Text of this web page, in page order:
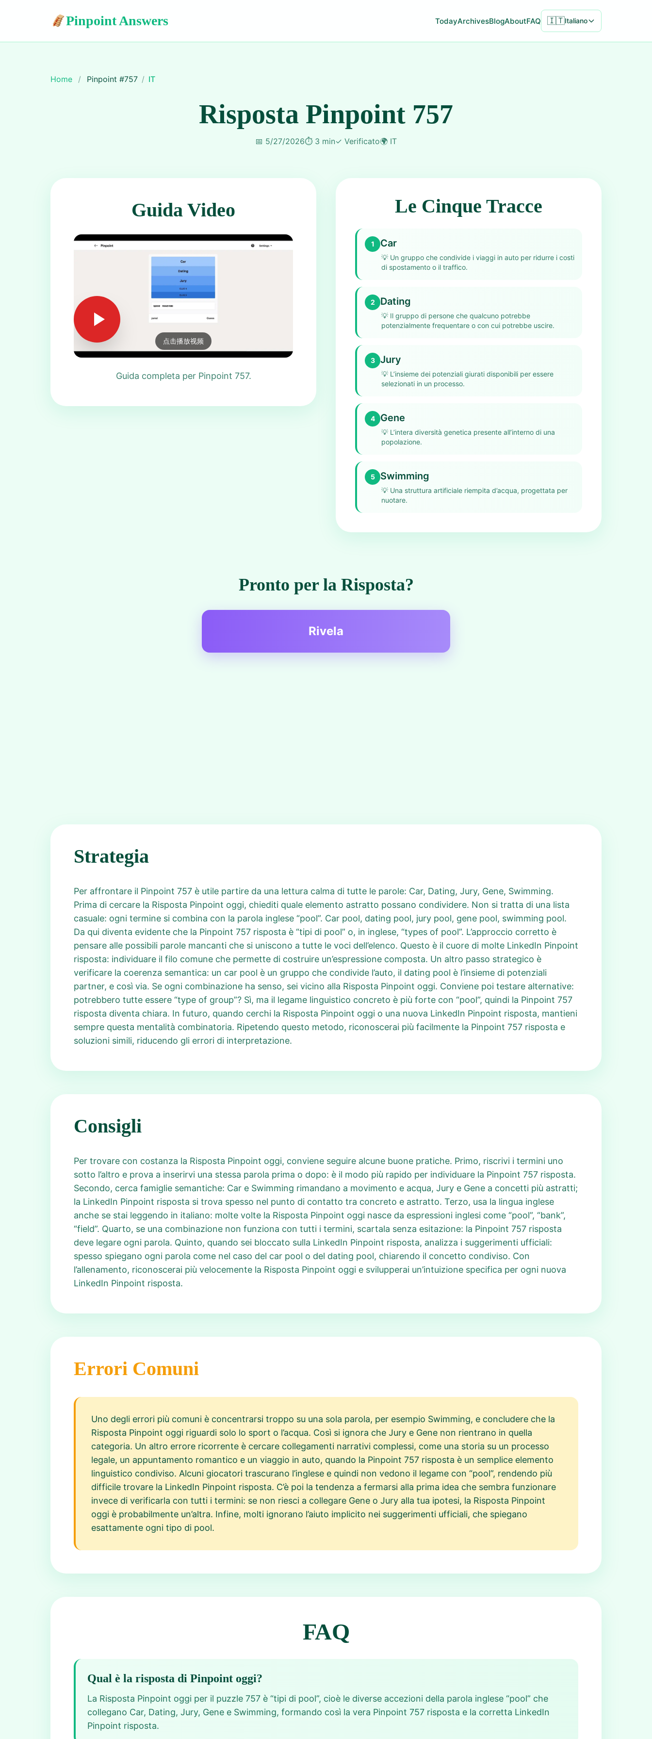
Pinpoint Answers TodayArchivesBlogAboutFAQ 🇮🇹Italiano
Home / Pinpoint #757 / IT
Risposta Pinpoint 757
📅 5/27/2026⏱️ 3 min✓ Verificato🌍 IT
Guida Video
点击播放视频
Guida completa per Pinpoint 757.
Le Cinque Tracce
1 Car
💡 Un gruppo che condivide i viaggi in auto per ridurre i costi
di spostamento o il traffico.
2 Dating
💡 Il gruppo di persone che qualcuno potrebbe
potenzialmente frequentare o con cui potrebbe uscire.
3 Jury
💡 L’insieme dei potenziali giurati disponibili per essere
selezionati in un processo.
4 Gene
💡 L’intera diversità genetica presente all’interno di una
popolazione.
5 Swimming
💡 Una struttura artificiale riempita d’acqua, progettata per
nuotare.
Pronto per la Risposta?
Rivela
Strategia
Per affrontare il Pinpoint 757 è utile partire da una lettura calma di tutte le parole: Car, Dating, Jury, Gene, Swimming.
Prima di cercare la Risposta Pinpoint oggi, chiediti quale elemento astratto possano condividere. Non si tratta di una lista
casuale: ogni termine si combina con la parola inglese “pool”. Car pool, dating pool, jury pool, gene pool, swimming pool.
Da qui diventa evidente che la Pinpoint 757 risposta è “tipi di pool” o, in inglese, “types of pool”. L’approccio corretto è
pensare alle possibili parole mancanti che si uniscono a tutte le voci dell’elenco. Questo è il cuore di molte LinkedIn Pinpoint
risposta: individuare il filo comune che permette di costruire un’espressione composta. Un altro passo strategico è
verificare la coerenza semantica: un car pool è un gruppo che condivide l’auto, il dating pool è l’insieme di potenziali
partner, e così via. Se ogni combinazione ha senso, sei vicino alla Risposta Pinpoint oggi. Conviene poi testare alternative:
potrebbero tutte essere “type of group”? Sì, ma il legame linguistico concreto è più forte con “pool”, quindi la Pinpoint 757
risposta diventa chiara. In futuro, quando cerchi la Risposta Pinpoint oggi o una nuova LinkedIn Pinpoint risposta, mantieni
sempre questa mentalità combinatoria. Ripetendo questo metodo, riconoscerai più facilmente la Pinpoint 757 risposta e
soluzioni simili, riducendo gli errori di interpretazione.
Consigli
Per trovare con costanza la Risposta Pinpoint oggi, conviene seguire alcune buone pratiche. Primo, riscrivi i termini uno
sotto l’altro e prova a inserirvi una stessa parola prima o dopo: è il modo più rapido per individuare la Pinpoint 757 risposta.
Secondo, cerca famiglie semantiche: Car e Swimming rimandano a movimento e acqua, Jury e Gene a concetti più astratti;
la LinkedIn Pinpoint risposta si trova spesso nel punto di contatto tra concreto e astratto. Terzo, usa la lingua inglese
anche se stai leggendo in italiano: molte volte la Risposta Pinpoint oggi nasce da espressioni inglesi come “pool”, “bank”,
“field”. Quarto, se una combinazione non funziona con tutti i termini, scartala senza esitazione: la Pinpoint 757 risposta
deve legare ogni parola. Quinto, quando sei bloccato sulla LinkedIn Pinpoint risposta, analizza i suggerimenti ufficiali:
spesso spiegano ogni parola come nel caso del car pool o del dating pool, chiarendo il concetto condiviso. Con
l’allenamento, riconoscerai più velocemente la Risposta Pinpoint oggi e svilupperai un’intuizione specifica per ogni nuova
LinkedIn Pinpoint risposta.
Errori Comuni
Uno degli errori più comuni è concentrarsi troppo su una sola parola, per esempio Swimming, e concludere che la
Risposta Pinpoint oggi riguardi solo lo sport o l’acqua. Così si ignora che Jury e Gene non rientrano in quella
categoria. Un altro errore ricorrente è cercare collegamenti narrativi complessi, come una storia su un processo
legale, un appuntamento romantico e un viaggio in auto, quando la Pinpoint 757 risposta è un semplice elemento
linguistico condiviso. Alcuni giocatori trascurano l’inglese e quindi non vedono il legame con “pool”, rendendo più
difficile trovare la LinkedIn Pinpoint risposta. C’è poi la tendenza a fermarsi alla prima idea che sembra funzionare
invece di verificarla con tutti i termini: se non riesci a collegare Gene o Jury alla tua ipotesi, la Risposta Pinpoint
oggi è probabilmente un’altra. Infine, molti ignorano l’aiuto implicito nei suggerimenti ufficiali, che spiegano
esattamente ogni tipo di pool.
FAQ
Qual è la risposta di Pinpoint oggi?
La Risposta Pinpoint oggi per il puzzle 757 è “tipi di pool”, cioè le diverse accezioni della parola inglese “pool” che
collegano Car, Dating, Jury, Gene e Swimming, formando così la vera Pinpoint 757 risposta e la corretta LinkedIn
Pinpoint risposta.